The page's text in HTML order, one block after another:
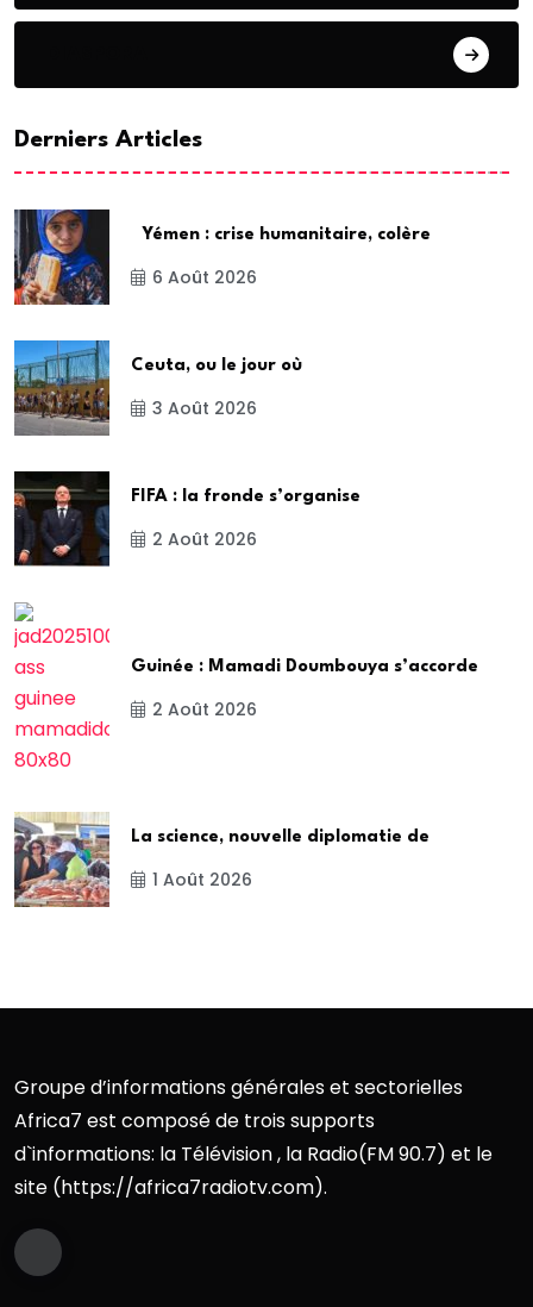
Derniers Articles
Yémen : crise humanitaire, colère
6 Août 2026
Ceuta, ou le jour où
3 Août 2026
FIFA : la fronde s’organise
2 Août 2026
Guinée : Mamadi Doumbouya s’accorde
2 Août 2026
La science, nouvelle diplomatie de
1 Août 2026
Groupe d’informations générales et sectorielles
Africa7 est composé de trois supports
d`informations: la Télévision , la Radio(FM 90.7) et le
site (https://africa7radiotv.com).